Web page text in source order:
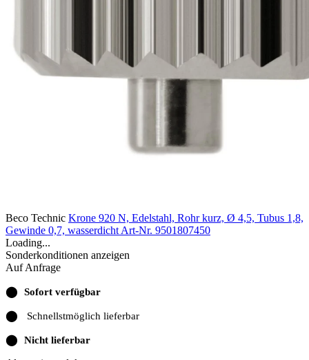
Beco Technic Krone 920 N, Edelstahl, Rohr kurz, Ø 4,5, Tubus 1,8,
Gewinde 0,7, wasserdicht Art-Nr. 9501807450
Loading...
Sonderkonditionen anzeigen
Auf Anfrage
⬤ Sofort verfügbar
⬤ Schnellstmöglich lieferbar
⬤ Nicht lieferbar